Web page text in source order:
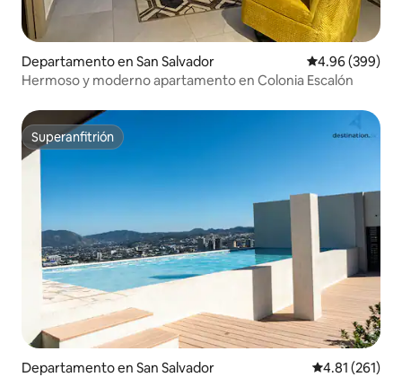
Departamento en San Salvador Calificación
4.96 (399)
Hermoso y moderno apartamento en Colonia Escalón
Superanfitrión
Superanfitrión
Departamento en San Salvador Calificación
4.81 (261)